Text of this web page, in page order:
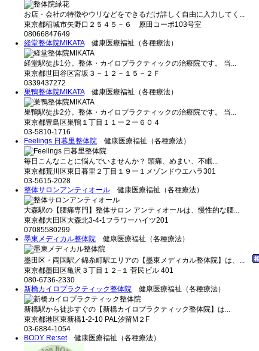
お店・会社の特徴やウリなどをできるだけ詳しく自由に入力してく...
東京都稲城市矢野口２５４５－６ 原田コーポ103号室
08066847649
経堂整体院MIKATA健康医療福祉（各種療法）
経堂駅徒歩1分。整体・カイロプラクティックの治療院です。 当...
東京都世田谷区宮坂３－１２－１５－２Ｆ
0339437272
巣鴨整体院MIKATA健康医療福祉（各種療法）
巣鴨駅徒歩2分。整体・カイロプラクティックの治療院です。 当...
東京都豊島区巣鴨１丁目１１ー２ー６０４
03-5810-1716
Feelings 日暮里整体院 健康医療福祉（各種療法）
毎日こんなことに悩んでいませんか？ 頭痛、めまい、不眠...
東京都荒川区東日暮里２丁目１９ー１メゾンドウエハラ301
03-5615-2028
整体サロンアンティオール 健康医療福祉（各種療法）
大森駅の【腰痛専門】整体サロン アンティオールは、慢性的な腰...
東京都大田区大森北3-4-1フラワーハイツ201
07085580299
墨東メディカル整体院 健康医療福祉（各種療法）
墨田区・両国駅／錦糸町駅エリアの【墨東メディカル整体院】は、...
東京都墨田区亀沢３丁目１２−１ 菅民ビル 401
080-6736-2330
新橋カイロプラクティック整体院 健康医療福祉（各種療法）
新橋駅から徒歩すぐの【新橋カイロプラクティック整体院】は...
東京都港区東新橋1-2-10 PAL汐留M２F
03-6884-1054
BODY Re:set健康医療福祉（各種療法）